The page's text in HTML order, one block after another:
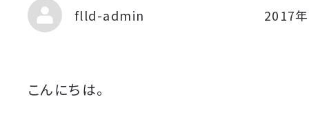
2017
flld-admin
こんにちは。